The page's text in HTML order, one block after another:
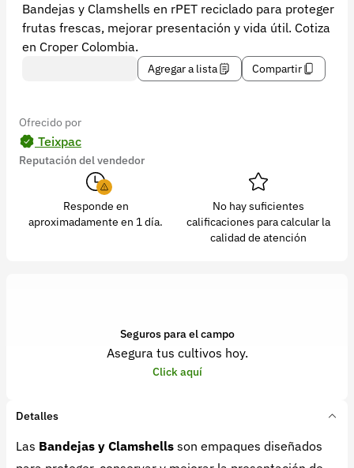
Bandejas y Clamshells en rPET reciclado para proteger
frutas frescas, mejorar presentación y vida útil. Cotiza
en Croper Colombia.
Agregar a lista Compartir
Ofrecido por
Teixpac
Reputación del vendedor
Responde en
aproximadamente en 1 día.
No hay suficientes
calificaciones para calcular la
calidad de atención
Seguros para el campo
Asegura tus cultivos hoy.
Click aquí
Detalles
Las Bandejas y Clamshells son empaques diseñados
+57 323 2931928
contacto@croper.com
© 2026 Croper.com Todos los derechos reservados
Síguenos